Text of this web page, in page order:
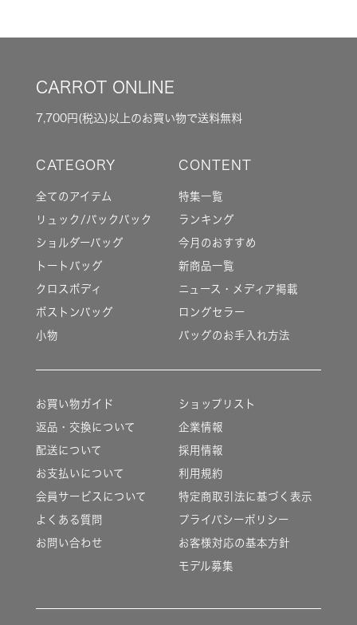
CARROT ONLINE
7,700円(税込)以上のお買い物で送料無料
全てのアイテム
リュック/バックパック
ショルダーバッグ
トートバッグ
クロスボディ
ボストンバッグ
小物
特集一覧
ランキング
今月のおすすめ
新商品一覧
ニュース・メディア掲載
ロングセラー
バッグのお手入れ方法
お買い物ガイド
返品・交換について
配送について
お支払いについて
会員サービスについて
よくある質問
お問い合わせ
ショップリスト
企業情報
採用情報
利用規約
特定商取引法に基づく表示
プライバシーポリシー
お客様対応の基本方針
モデル募集